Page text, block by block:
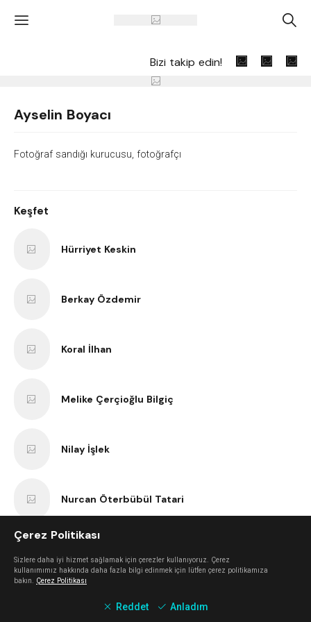
' A
Bizi takip edin!
Ayselin Boyacı
Fotoğraf sandığı kurucusu, fotoğrafçı
Keşfet
Hürriyet Keskin
Berkay Özdemir
Koral İlhan
Melike Çerçioğlu Bilgiç
Nilay İşlek
Nurcan Öterbübül Tatari
Çerez Politikası
Sizlere daha iyi hizmet sağlamak için çerezler kullanıyoruz. Çerez
kullanımımız hakkında daha fazla bilgi edinmek için lütfen çerez politikamıza
bakın. Çerez Politikası
Reddet Anladım